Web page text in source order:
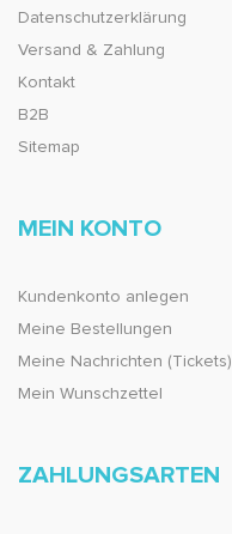
Datenschutzerklärung
Versand & Zahlung
Kontakt
B2B
Sitemap
MEIN KONTO
Kundenkonto anlegen
Meine Bestellungen
Meine Nachrichten (Tickets)
Mein Wunschzettel
ZAHLUNGSARTEN